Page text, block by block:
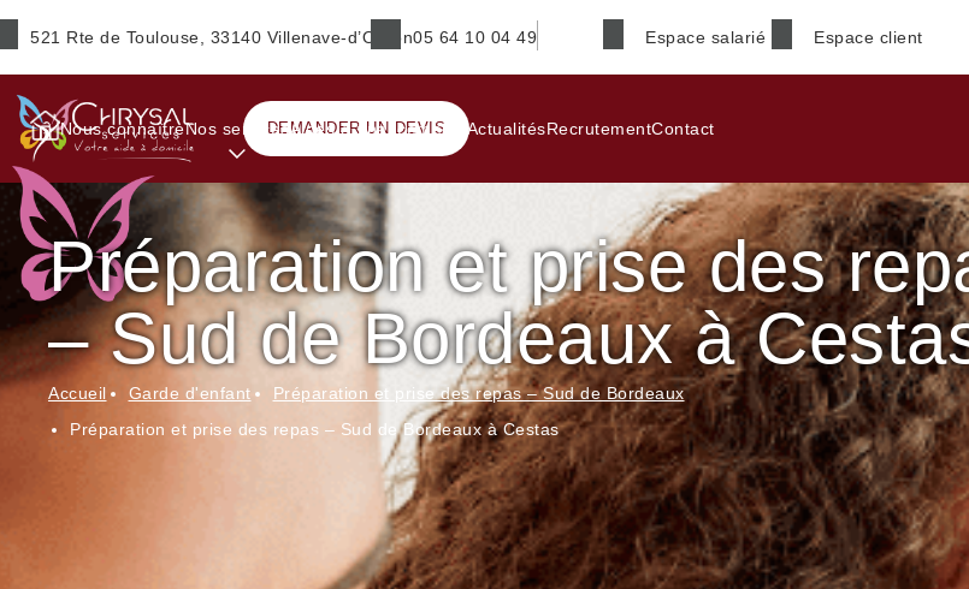
521 Rte de Toulouse, 33140 Villenave-d’Ornon05 64 10 04 49 Espace salarié Espace client
DEMANDER UN DEVIS
Nous connaîtreNos servicesAides & financements ActualitésRecrutementContact
Préparation et prise des
– Sud de Bordeaux à
Accueil Garde d'enfant
Préparation et prise des repas – Sud de Bordeaux
Préparation et prise des repas – Sud de Bordeaux à Cestas
Prénom*
E-mail* Téléphone*
Ville* Code postal*
Service(s) souhaité(s)*
Maintien à domicile
Aide ménagère
Informations